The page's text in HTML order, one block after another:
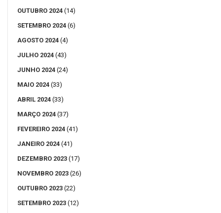
OUTUBRO 2024 (14)
SETEMBRO 2024 (6)
AGOSTO 2024 (4)
JULHO 2024 (43)
JUNHO 2024 (24)
MAIO 2024 (33)
ABRIL 2024 (33)
MARÇO 2024 (37)
FEVEREIRO 2024 (41)
JANEIRO 2024 (41)
DEZEMBRO 2023 (17)
NOVEMBRO 2023 (26)
OUTUBRO 2023 (22)
SETEMBRO 2023 (12)